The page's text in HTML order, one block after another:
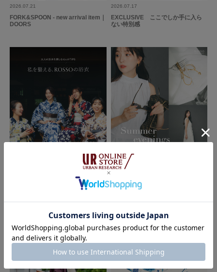
2026.07.21
FORK&SPOON - new arrival item｜
DOORS
2026.07.17
EXCLUSIVE ここでしか手に入ら
ない特別感
私を整える、ROSSOの浴衣。―大人
2026.07.07
ROSSO
Summer evenings in demure style